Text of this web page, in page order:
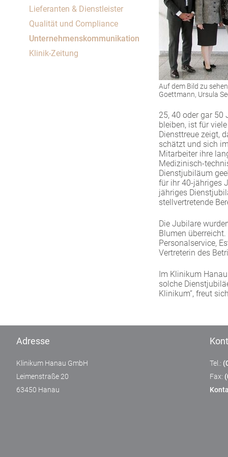
Lieferanten & Dienstleister
Qualität und Compliance
Unternehmenskommunikation
Klinik-Zeitung
Auf dem Bild zu
Goettmann, Ursula
25, 40 oder gar 50
bleiben, ist für
Diensttreue zeigt,
schätzt und sich
Mitarbeiter ihre
Medizinisch-
Dienstjubiläum
für ihr 40-jähriges
jähriges
stellvertretende
Die Jubilare
Blumen
Personalservice,
Vertreterin des
Im Klinikum
solche
Klinikum“, freut
Adresse
Klinikum Hanau GmbH
Leimenstraße 20
63450 Hanau
Tel.:
Fax:
Plattformen anzeigen zu können, werden von
diesen externen Medien Cookies gesetzt.
YouTube